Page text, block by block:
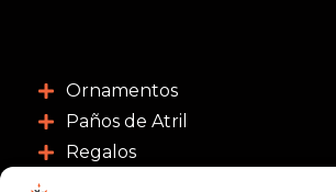
Ornamentos
Paños de Atril
Regalos